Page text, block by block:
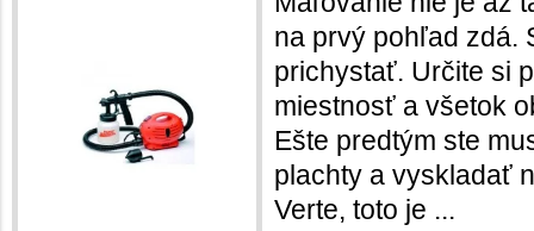
na prvý pohľad zdá.
prichystať. Určite si
miestnosť a všetok
Ešte predtým ste
plachty a vyskladať
Verte, toto je ...